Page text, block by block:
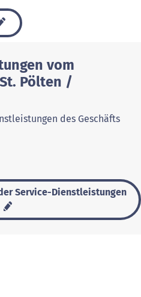
vom
Pölten /
des Geschäfts
Service-Dienstleistungen